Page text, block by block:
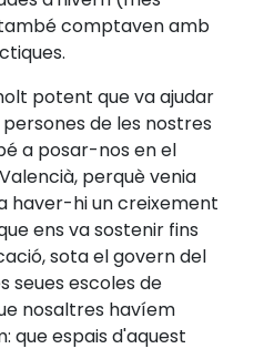
comptaven amb
potent que va ajudar
de les nostres
a posar-nos en el
perquè venia
haver-hi un creixement
ens va sostenir fins
sota el govern del
seues escoles de
nosaltres havíem
que espais d'aquest